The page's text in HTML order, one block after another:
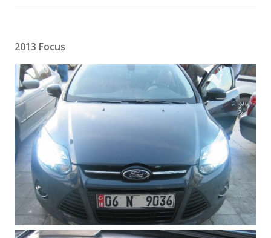
2013 Focus